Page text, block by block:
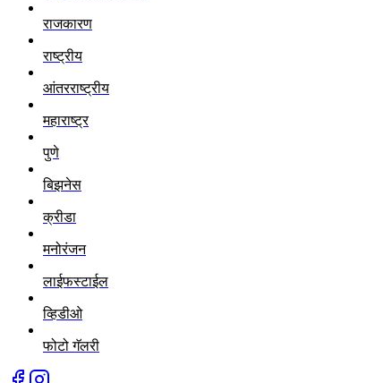
राजकारण
राष्ट्रीय
आंतरराष्ट्रीय
महाराष्ट्र
पुणे
बिझनेस
क्रीडा
मनोरंजन
लाईफस्टाईल
व्हिडीओ
फोटो गॅलरी